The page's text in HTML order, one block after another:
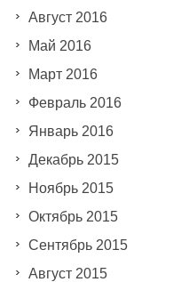
Август 2016
Май 2016
Март 2016
Февраль 2016
Январь 2016
Декабрь 2015
Ноябрь 2015
Октябрь 2015
Сентябрь 2015
Август 2015